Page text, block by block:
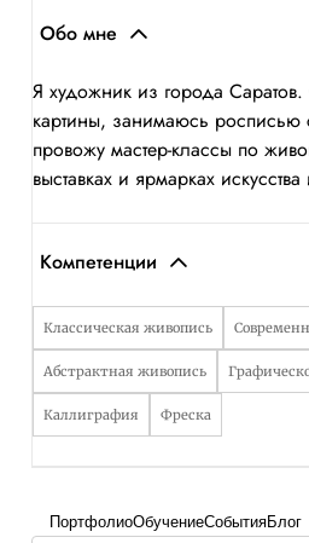
Обо мне
Я художник из города
картины, занимаюсь росписью
провожу мастер-классы по
выставках и ярмарках
Компетенции
Классическая живопись
Абстрактная живопись
Каллиграфия Фреска
ПортфолиоОбучениеСобытияБлог